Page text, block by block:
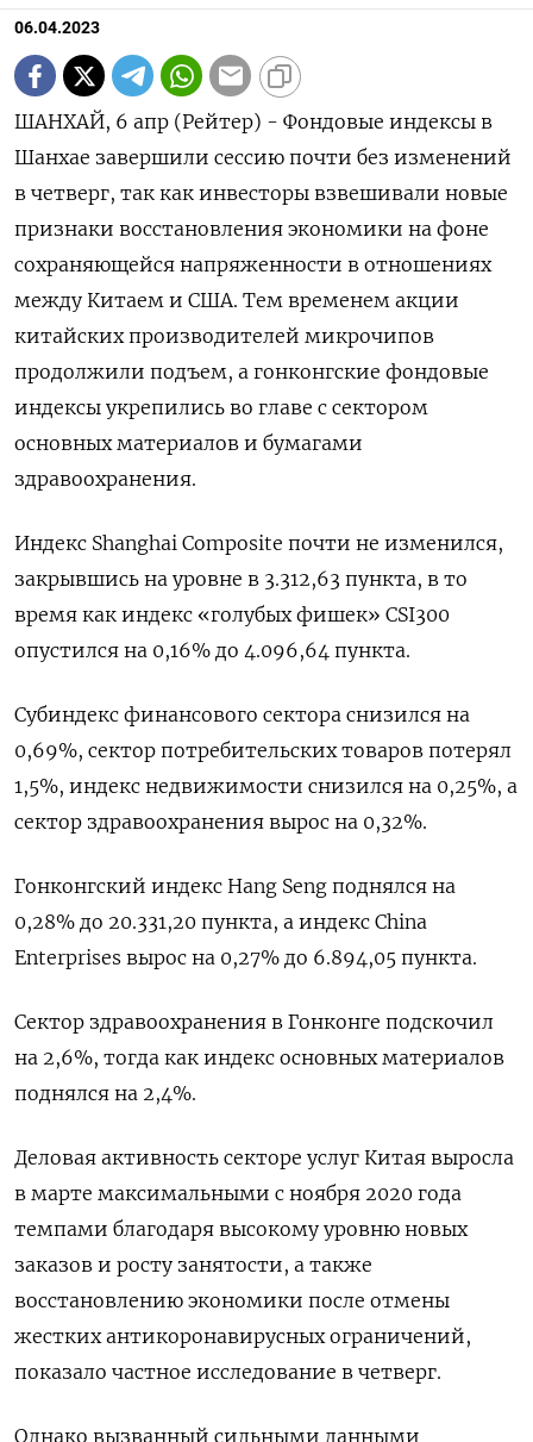
06.04.2023
ШАНХАЙ, 6 апр (Рейтер) - Фондовые индексы в
Шанхае завершили сессию почти без изменений
в четверг, так как инвесторы взвешивали новые
признаки восстановления экономики на фоне
сохраняющейся напряженности в отношениях
между Китаем и США. Тем временем акции
китайских производителей микрочипов
продолжили подъем, а гонконгские фондовые
индексы укрепились во главе с сектором
основных материалов и бумагами
здравоохранения.
Индекс Shanghai Composite почти не изменился,
закрывшись на уровне в 3.312,63 пункта, в то
время как индекс «голубых фишек» CSI300
опустился на 0,16% до 4.096,64 пункта.
Субиндекс финансового сектора снизился на
0,69%, сектор потребительских товаров потерял
1,5%, индекс недвижимости снизился на 0,25%​, а
сектор здравоохранения вырос на 0,32%.
Гонконгский индекс Hang Seng поднялся на
0,28% до 20.331,20​ пункта, а индекс China
Enterprises вырос на 0,27% до 6.894,05 пункта.
Сектор здравоохранения в Гонконге подскочил
на 2,6%, тогда как индекс основных материалов
поднялся на 2,4%.
Деловая активность секторе услуг Китая выросла
в марте максимальными с ноября 2020 года
темпами благодаря высокому уровню новых
заказов и росту занятости, а также
восстановлению экономики после отмены
жестких антикоронавирусных ограничений,
показало частное исследование в четверг.
Однако вызванный сильными данными